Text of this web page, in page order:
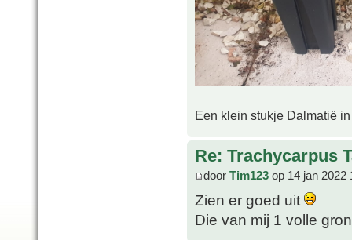
Een klein stukje Dalmatië
Re: Trachycarpus
door Tim123 op 14 jan 2022
Zien er goed uit
Die van mij 1 volle